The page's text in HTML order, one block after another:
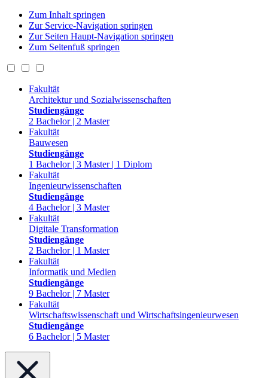
Zum Inhalt springen
Zur Service-Navigation springen
Zur Seiten Haupt-Navigation springen
Zum Seitenfuß springen
Fakultät
Architektur und Sozialwissenschaften
Studiengänge
2 Bachelor | 2 Master
Fakultät
Bauwesen
Studiengänge
1 Bachelor | 3 Master | 1 Diplom
Fakultät
Ingenieurwissenschaften
Studiengänge
4 Bachelor | 3 Master
Fakultät
Digitale Transformation
Studiengänge
2 Bachelor | 1 Master
Fakultät
Informatik und Medien
Studiengänge
9 Bachelor | 7 Master
Fakultät
Wirtschaftswissenschaft und Wirtschaftsingenieurwesen
Studiengänge
6 Bachelor | 5 Master